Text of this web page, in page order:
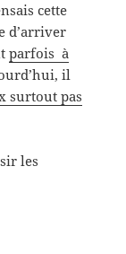
cette
d’arriver
parfois à
il
surtout pas
les